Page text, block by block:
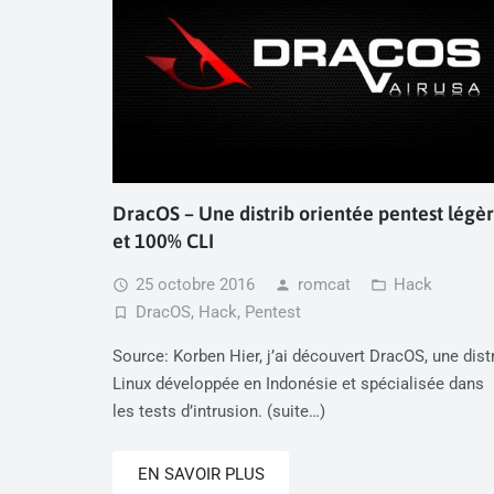
DracOS – Une distrib orientée pentest
et 100% CLI
access_time 25 octobre 2016 person romcat folder_open Hack
turned_in_not DracOS, Hack, Pentest
Source: Korben Hier, j’ai découvert DracOS, une
Linux développée en Indonésie et spécialisée dans
les tests d’intrusion. (suite…)
EN SAVOIR PLUS